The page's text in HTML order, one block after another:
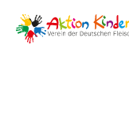
Inhalt
springen